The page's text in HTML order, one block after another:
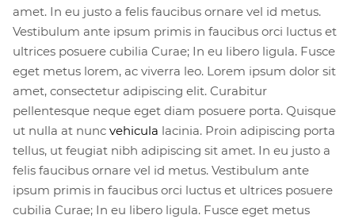
amet. In eu justo a felis faucibus ornare vel id metus.
Vestibulum ante ipsum primis in faucibus orci luctus et
ultrices posuere cubilia Curae; In eu libero ligula. Fusce
eget metus lorem, ac viverra leo. Lorem ipsum dolor sit
amet, consectetur adipiscing elit. Curabitur
pellentesque neque eget diam posuere porta. Quisque
ut nulla at nunc vehicula lacinia. Proin adipiscing porta
tellus, ut feugiat nibh adipiscing sit amet. In eu justo a
felis faucibus ornare vel id metus. Vestibulum ante
ipsum primis in faucibus orci luctus et ultrices posuere
cubilia Curae; In eu libero ligula. Fusce eget metus